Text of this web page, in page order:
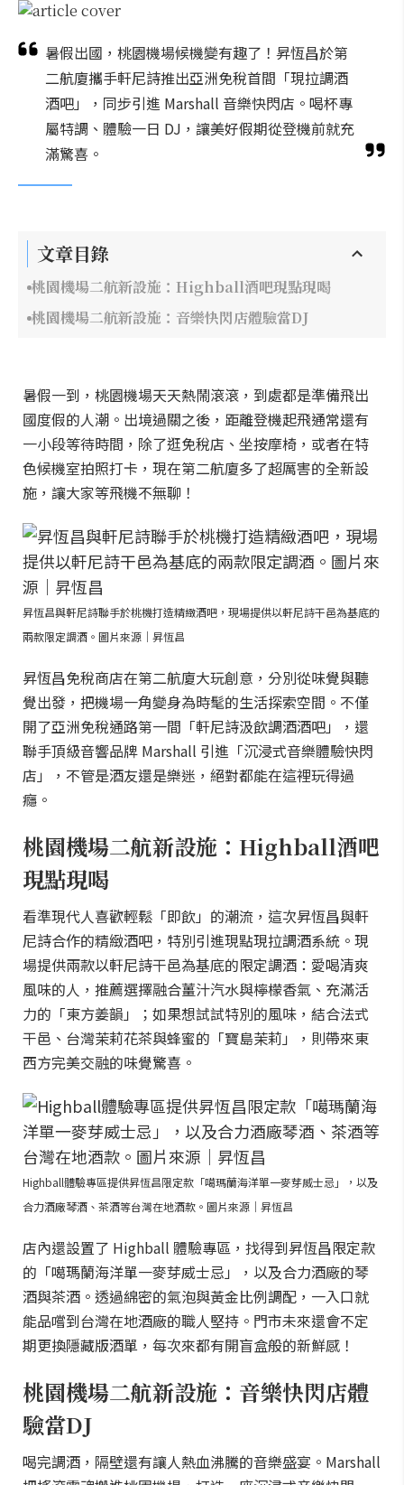
暑假出國，桃園機場候機變有趣了！昇恆昌於第
二航廈攜手軒尼詩推出亞洲免稅首間「現拉調酒
酒吧」，同步引進 Marshall 音樂快閃店。喝杯專
屬特調、體驗一日 DJ，讓美好假期從登機前就充
滿驚喜。
文章目錄
桃園機場二航新設施：Highball酒吧現點現喝
桃園機場二航新設施：音樂快閃店體驗當DJ
暑假一到，桃園機場天天熱鬧滾滾，到處都是準備飛出
國度假的人潮。出境過關之後，距離登機起飛通常還有
一小段等待時間，除了逛免稅店、坐按摩椅，或者在特
色候機室拍照打卡，現在第二航廈多了超厲害的全新設
施，讓大家等飛機不無聊！
昇恆昌與軒尼詩聯手於桃機打造精緻酒吧，現場提供以軒尼詩干邑為基底的
兩款限定調酒。圖片來源｜昇恆昌
昇恆昌免稅商店在第二航廈大玩創意，分別從味覺與聽
覺出發，把機場一角變身為時髦的生活探索空間。不僅
開了亞洲免稅通路第一間「軒尼詩汲飲調酒酒吧」，還
聯手頂級音響品牌 Marshall 引進「沉浸式音樂體驗快閃
店」，不管是酒友還是樂迷，絕對都能在這裡玩得過
癮。
桃園機場二航新設施：Highball酒吧
現點現喝
看準現代人喜歡輕鬆「即飲」的潮流，這次昇恆昌與軒
尼詩合作的精緻酒吧，特別引進現點現拉調酒系統。現
場提供兩款以軒尼詩干邑為基底的限定調酒：愛喝清爽
風味的人，推薦選擇融合薑汁汽水與檸檬香氣、充滿活
力的「東方姜韻」；如果想試試特別的風味，結合法式
干邑、台灣茉莉花茶與蜂蜜的「寶島茉莉」，則帶來東
西方完美交融的味覺驚喜。
Highball體驗專區提供昇恆昌限定款「噶瑪蘭海洋單一麥芽威士忌」，以及
合力酒廠琴酒、茶酒等台灣在地酒款。圖片來源｜昇恆昌
店內還設置了 Highball 體驗專區，找得到昇恆昌限定款
的「噶瑪蘭海洋單一麥芽威士忌」，以及合力酒廠的琴
酒與茶酒。透過綿密的氣泡與黃金比例調配，一入口就
能品嚐到台灣在地酒廠的職人堅持。門市未來還會不定
期更換隱藏版酒單，每次來都有開盲盒般的新鮮感！
桃園機場二航新設施：音樂快閃店體
驗當DJ
喝完調酒，隔壁還有讓人熱血沸騰的音樂盛宴。Marshall